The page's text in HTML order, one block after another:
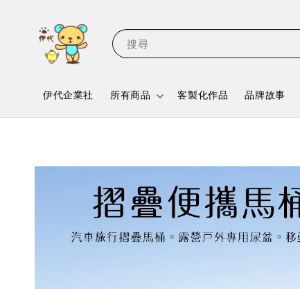
搜尋
伊代企業社 所有商品 客製化作品 品牌故事